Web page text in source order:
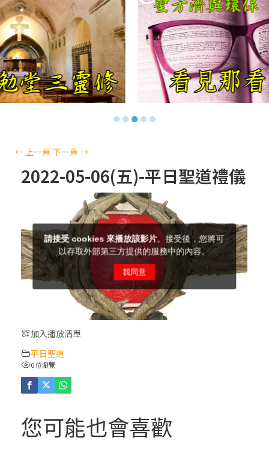
【信仰之旅】第十五集：「入門聖事」—錢
玲珠 老師
【信仰之旅】第十四集：「天主十誡(下)」
—金毓瑋 神父
【信仰之旅】第十三集：「天主十誡(上)」
—金毓瑋 神父
【信仰之旅】第十二集：「聖母、聖人」—
【信仰之旅】第十一集：「教 會」(推廣片)
【信仰之旅】第十一集：「教 會」—林必能
神父
【信仰之旅】第十集：「逾越奧蹟」— 錢玲
珠老師
(5)黃敏正主教帶你做「四旬期避靜」—【逾
人相遇
●●●●●
← 上一頁 下一頁→
2022-05-06(五)-平日聖道禮儀
加入播放清單
平日聖道
0 位瀏覽
您可能也會喜歡